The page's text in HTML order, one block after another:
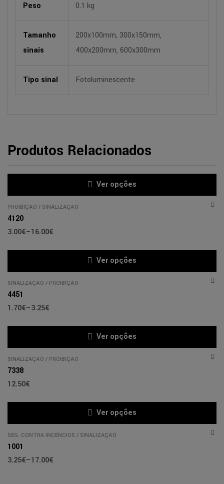
Peso 0.1 kg
Tamanho
sinais
200x100mm, 300x150mm,
400x200mm, 600x300mm
Tipo sinal Fotoluminescente
Produtos Relacionados
Ver opções
PROÍBIÇÃO / SINALIZAÇÃO
4120
3.00€–16.00€
Ver opções
SINALIZAÇÃO / PROÍBIÇÃO
4451
1.70€–3.25€
Ver opções
SINALIZAÇÃO / PROÍBIÇÃO
7338
12.50€
Ver opções
SEG. CONTRA INCÊNCIOS / SINALIZAÇÃO
1001
3.25€–17.00€